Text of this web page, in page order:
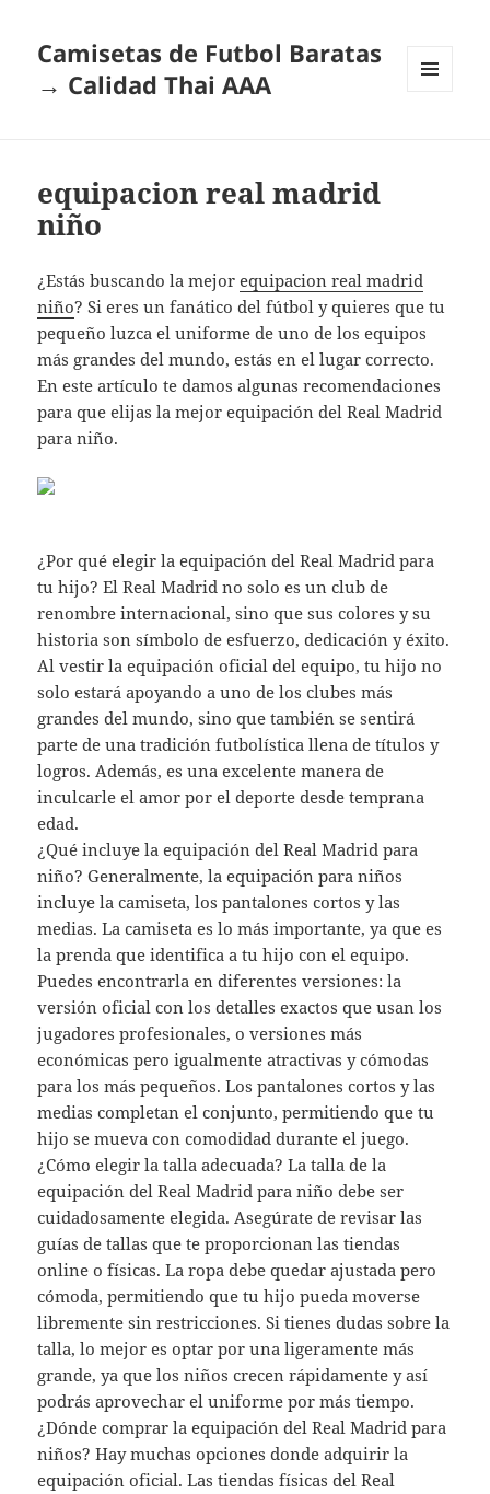
Camisetas de Futbol Baratas
→ Calidad Thai AAA
equipacion real madrid
niño
¿Estás buscando la mejorequipacion real madrid
niño? Si eres un fanático del fútbol y quieres que tu
pequeño luzca el uniforme de uno de los equipos
más grandes del mundo, estás en el lugar correcto.
En este artículo te damos algunas recomendaciones
para que elijas la mejor equipación del Real Madrid
para niño.
¿Por qué elegir la equipación del Real Madrid para
tu hijo? El Real Madrid no solo es un club de
renombre internacional, sino que sus colores y su
historia son símbolo de esfuerzo, dedicación y éxito.
Al vestir la equipación oficial del equipo, tu hijo no
solo estará apoyando a uno de los clubes más
grandes del mundo, sino que también se sentirá
parte de una tradición futbolística llena de títulos y
logros. Además, es una excelente manera de
inculcarle el amor por el deporte desde temprana
edad.
¿Qué incluye la equipación del Real Madrid para
niño? Generalmente, la equipación para niños
incluye la camiseta, los pantalones cortos y las
medias. La camiseta es lo más importante, ya que es
la prenda que identifica a tu hijo con el equipo.
Puedes encontrarla en diferentes versiones: la
versión oficial con los detalles exactos que usan los
jugadores profesionales, o versiones más
económicas pero igualmente atractivas y cómodas
para los más pequeños. Los pantalones cortos y las
medias completan el conjunto, permitiendo que tu
hijo se mueva con comodidad durante el juego.
¿Cómo elegir la talla adecuada? La talla de la
equipación del Real Madrid para niño debe ser
cuidadosamente elegida. Asegúrate de revisar las
guías de tallas que te proporcionan las tiendas
online o físicas. La ropa debe quedar ajustada pero
cómoda, permitiendo que tu hijo pueda moverse
libremente sin restricciones. Si tienes dudas sobre la
talla, lo mejor es optar por una ligeramente más
grande, ya que los niños crecen rápidamente y así
podrás aprovechar el uniforme por más tiempo.
¿Dónde comprar la equipación del Real Madrid para
niños? Hay muchas opciones donde adquirir la
equipación oficial. Las tiendas físicas del Real